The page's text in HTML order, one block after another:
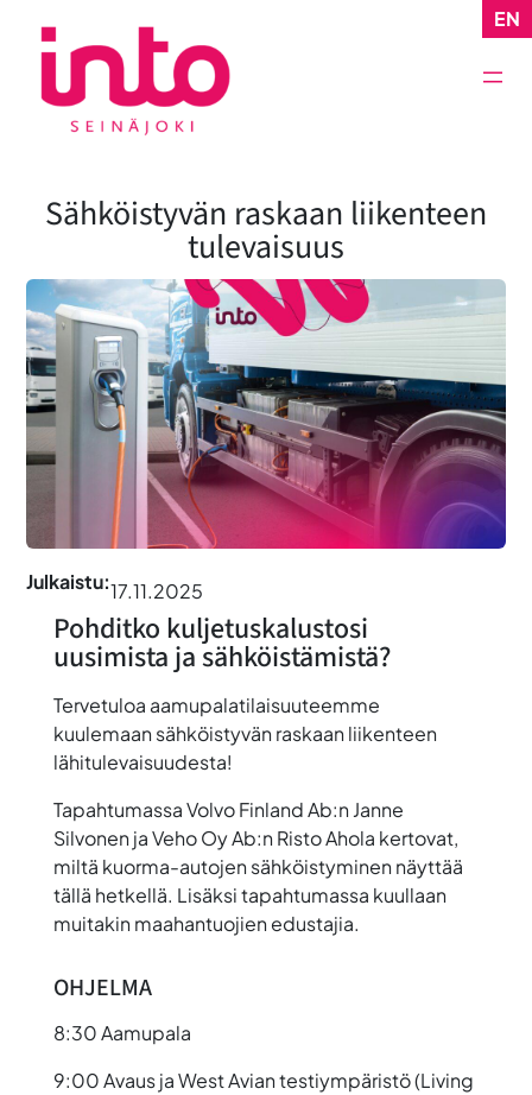
sisältöön
EN
Sähköistyvän raskaan liikenteen
tulevaisuus
Julkaistu:17.11.2025
Pohditko kuljetuskalustosi
uusimista ja sähköistämistä?
Tervetuloa aamupalatilaisuuteemme
kuulemaan sähköistyvän raskaan liikenteen
lähitulevaisuudesta!
Tapahtumassa Volvo Finland Ab:nJanne
Silvonenja Veho Oy Ab:nRisto Ahola kertovat,
miltä kuorma-autojen sähköistyminen näyttää
tällä hetkellä. Lisäksi tapahtumassa kuullaan
muitakin maahantuojien edustajia.
OHJELMA
8:30 Aamupala
9:00 Avaus ja West Avian testiympäristö (Living